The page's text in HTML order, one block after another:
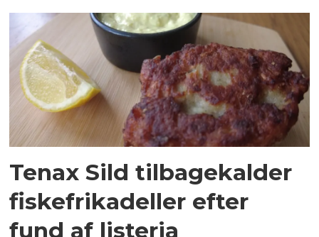
Tenax Sild tilbagekalder
fiskefrikadeller efter
fund af listeria